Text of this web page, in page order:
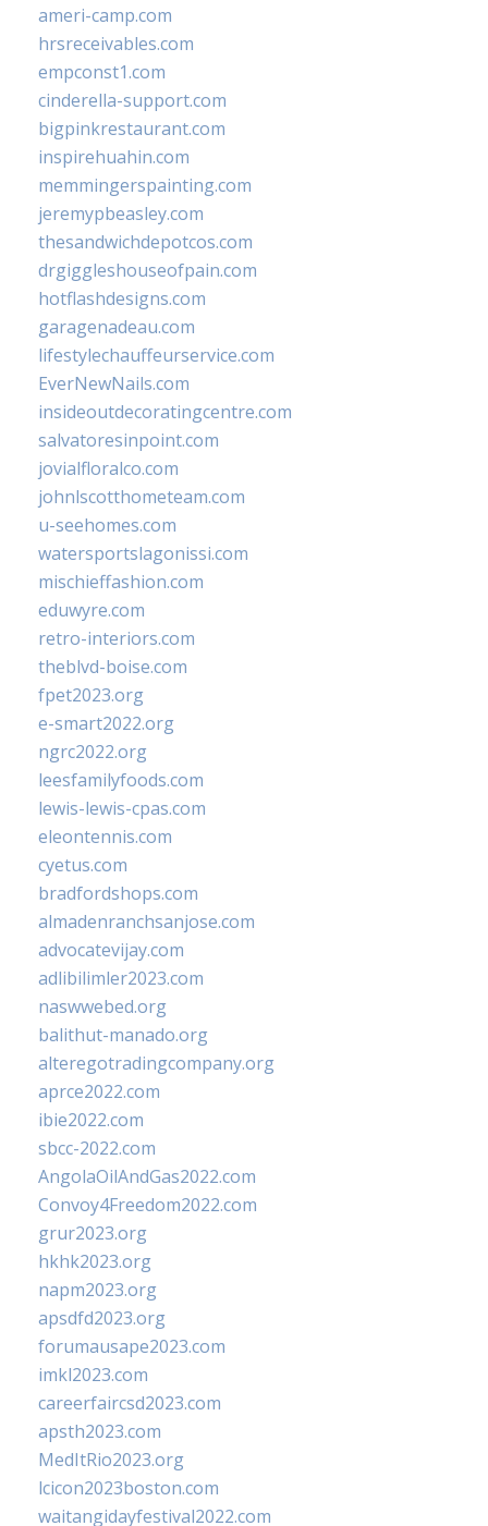
ameri-camp.com
hrsreceivables.com
empconst1.com
cinderella-support.com
bigpinkrestaurant.com
inspirehuahin.com
memmingerspainting.com
jeremypbeasley.com
thesandwichdepotcos.com
drgiggleshouseofpain.com
hotflashdesigns.com
garagenadeau.com
lifestylechauffeurservice.com
EverNewNails.com
insideoutdecoratingcentre.com
salvatoresinpoint.com
jovialfloralco.com
johnlscotthometeam.com
u-seehomes.com
watersportslagonissi.com
mischieffashion.com
eduwyre.com
retro-interiors.com
theblvd-boise.com
fpet2023.org
e-smart2022.org
ngrc2022.org
leesfamilyfoods.com
lewis-lewis-cpas.com
eleontennis.com
cyetus.com
bradfordshops.com
almadenranchsanjose.com
advocatevijay.com
adlibilimler2023.com
naswwebed.org
balithut-manado.org
alteregotradingcompany.org
aprce2022.com
ibie2022.com
sbcc-2022.com
AngolaOilAndGas2022.com
Convoy4Freedom2022.com
grur2023.org
hkhk2023.org
napm2023.org
apsdfd2023.org
forumausape2023.com
imkl2023.com
careerfaircsd2023.com
apsth2023.com
MedItRio2023.org
lcicon2023boston.com
waitangidayfestival2022.com